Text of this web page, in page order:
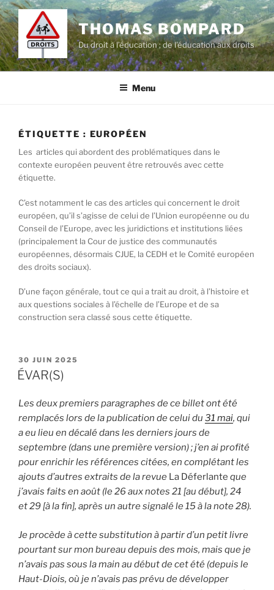
Aller
au
contenu
principal
THOMAS BOMPARD
Du droit à l’éducation ; de l'éducation aux droits
Menu
ÉTIQUETTE : EUROPÉEN
Les articles qui abordent des problématiques dans le
contexte européen peuvent être retrouvés avec cette
étiquette.
C’est notamment le cas des articles qui concernent le droit
européen, qu’il s’agisse de celui de l’Union européenne ou du
Conseil de l’Europe, avec les juridictions et institutions liées
(principalement la Cour de justice des communautés
européennes, désormais CJUE, la CEDH et le Comité européen
des droits sociaux).
D’une façon générale, tout ce qui a trait au droit, à l’histoire et
aux questions sociales à l’échelle de l’Europe et de sa
construction sera classé sous cette étiquette.
PUBLIÉ
LE
30 JUIN 2025
ÉVAR(S)
Les deux premiers paragraphes de ce billet ont été
remplacés lors de la publication de celui du 31 mai, qui
a eu lieu en décalé dans les derniers jours de
septembre (dans une première version) ; j’en ai profité
pour enrichir les références citées, en complétant les
ajouts d’autres extraits de la revue La Déferlante que
j’avais faits en août (le 26 aux notes 21 [au début], 24
et 29 [à la fin], après un autre signalé le 15 à la note 28).
Je procède à cette substitution à partir d’un petit livre
pourtant sur mon bureau depuis des mois, mais que je
n’avais pas sous la main au début de cet été (depuis le
Haut-Diois, où je n’avais pas prévu de développer